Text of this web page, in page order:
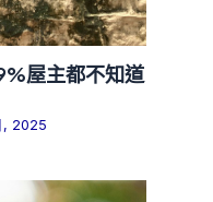
屋主都不知道
, 2025